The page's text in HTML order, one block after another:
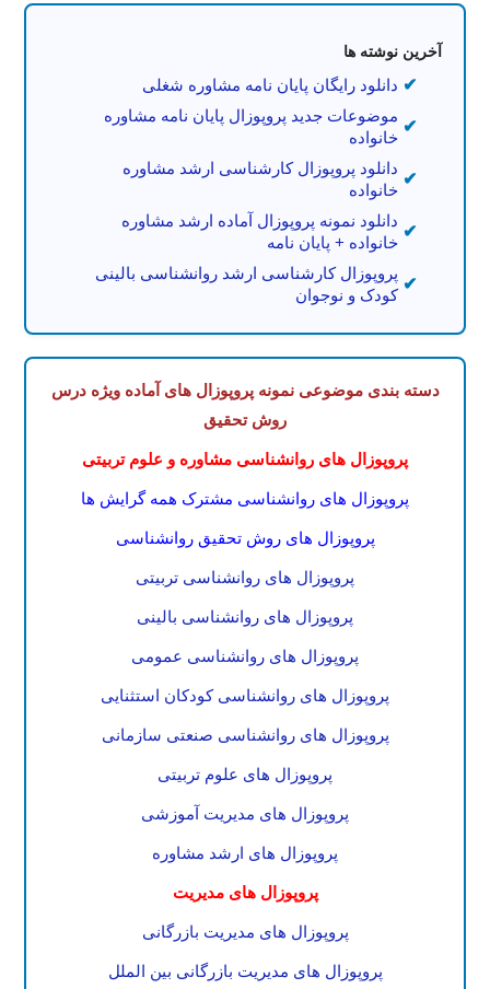
آخرین نوشته ها
دانلود رایگان پایان نامه مشاوره شغلی
موضوعات جدید پروپوزال پایان نامه مشاوره
خانواده
دانلود پروپوزال کارشناسی ارشد مشاوره
خانواده
دانلود نمونه پروپوزال آماده ارشد مشاوره
خانواده + پایان نامه
پروپوزال کارشناسی ارشد روانشناسی بالینی
کودک و نوجوان
دسته بندی موضوعی نمونه پروپوزال های آماده ویژه درس
روش تحقیق
پروپوزال های روانشناسی مشاوره و علوم تربیتی
پروپوزال های روانشناسی مشترک همه گرایش ها
پروپوزال های روش تحقیق روانشناسی
پروپوزال های روانشناسی تربیتی
پروپوزال های روانشناسی بالینی
پروپوزال های روانشناسی عمومی
پروپوزال های روانشناسی کودکان استثنایی
پروپوزال های روانشناسی صنعتی سازمانی
پروپوزال های علوم تربیتی
پروپوزال های مدیریت آموزشی
پروپوزال های ارشد مشاوره
پروپوزال های مدیریت
پروپوزال های مدیریت بازرگانی
پروپوزال های مدیریت بازرگانی بین الملل